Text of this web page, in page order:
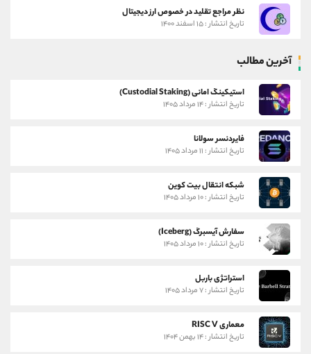
نظر مراجع تقلید در خصوص ارز دیجیتال
تاریخ انتشار : ۱۵ اسفند ۱۴۰۰
آخرین مطالب
استیکینگ امانی (Custodial Staking)
تاریخ انتشار : ۱۴ مرداد ۱۴۰۵
فایردنسر سولانا
تاریخ انتشار : ۱۱ مرداد ۱۴۰۵
شبکه انتقال بیت کوین
تاریخ انتشار : ۱۰ مرداد ۱۴۰۵
سفارش آیسبرگ (Iceberg)
تاریخ انتشار : ۱۰ مرداد ۱۴۰۵
استراتژی باربل
تاریخ انتشار : ۷ مرداد ۱۴۰۵
معماری RISC V
تاریخ انتشار : ۱۴ بهمن ۱۴۰۴